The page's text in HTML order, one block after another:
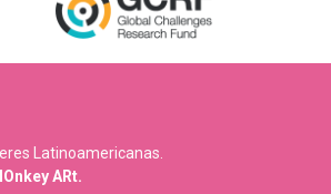
Latinoamericanas.
ARt.